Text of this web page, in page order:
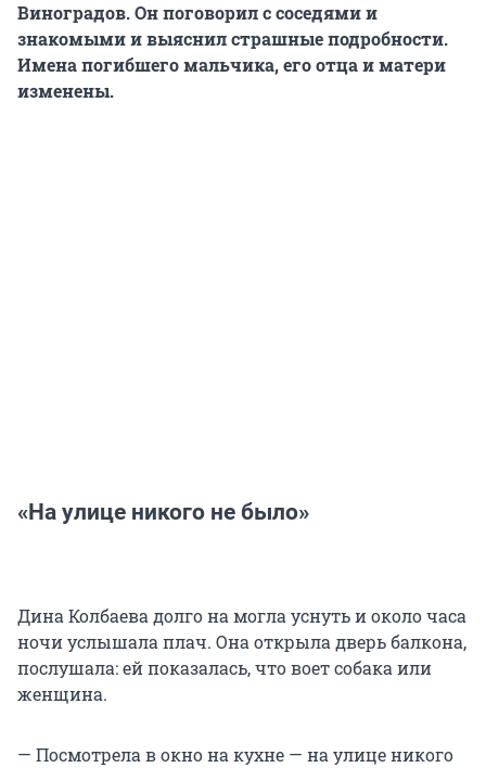
Виноградов. Он поговорил с соседями и
знакомыми и выяснил страшные подробности.
Имена погибшего мальчика, его отца и матери
изменены.
«На улице никого не было»
Дина Колбаева долго на могла уснуть и около часа
ночи услышала плач. Она открыла дверь балкона,
послушала: ей показалась, что воет собака или
женщина.
— Посмотрела в окно на кухне — на улице никого